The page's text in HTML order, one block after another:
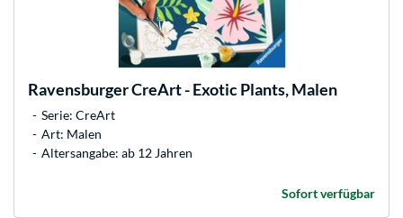
RavensburgerCreArt - Exotic Plants, Malen
Serie: CreArt
Art: Malen
Altersangabe: ab 12 Jahren
Sofort verfügbar